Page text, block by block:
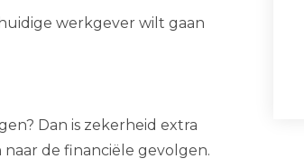
werkgever wilt gaan
Dan is zekerheid extra
de financiële gevolgen.